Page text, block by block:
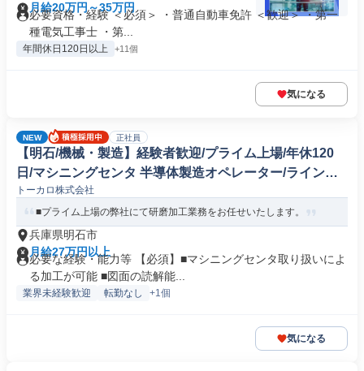
月給20万円～35万円
必要資格・経験 ＜必須＞ ・普通自動車免許 ＜歓迎＞ ・第一
種電気工事士 ・第...
年間休日120日以上 +11個
気になる
NEW 正社員
【明石/機械・製造】経験者歓迎/プライム上場/年休120
日/マシニングセンタ 半導体製造オペレーター/ラインマ
ネージャー
トーカロ株式会社
■プライム上場の弊社にて研磨加工業務をお任せいたします。
兵庫県明石市
月給27万円以上
必要な経験・能力等 【必須】■マシニングセンタ取り扱いによ
る加工が可能 ■図面の読解能...
業界未経験歓迎 転勤なし +1個
気になる